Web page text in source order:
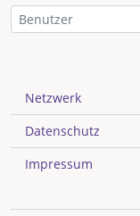
Netzwerk
Datenschutz
Impressum